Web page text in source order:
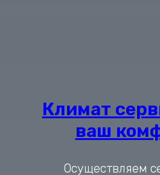
Климат
ваш
Осуществляем